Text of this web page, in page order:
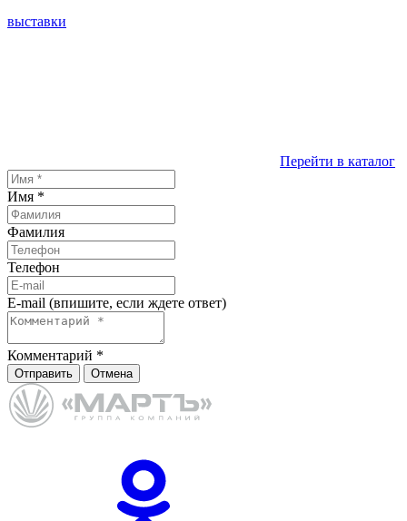
выставки
Перейти в каталог
Имя *
Фамилия
Телефон
E-mail (впишите, если ждете ответ)
Комментарий *
Отправить Отмена